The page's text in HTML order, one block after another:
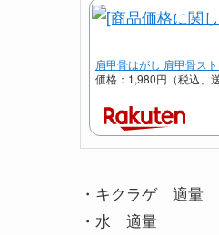
肩甲骨はがし 肩甲骨ス
価格：1,980円（税込、
・キクラゲ 適量
・水 適量